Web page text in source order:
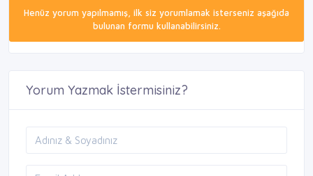
Henüz yorum yapılmamış, ilk siz yorumlamak isterseniz aşağıda
bulunan formu kullanabilirsiniz.
Yorum Yazmak İstermisiniz?